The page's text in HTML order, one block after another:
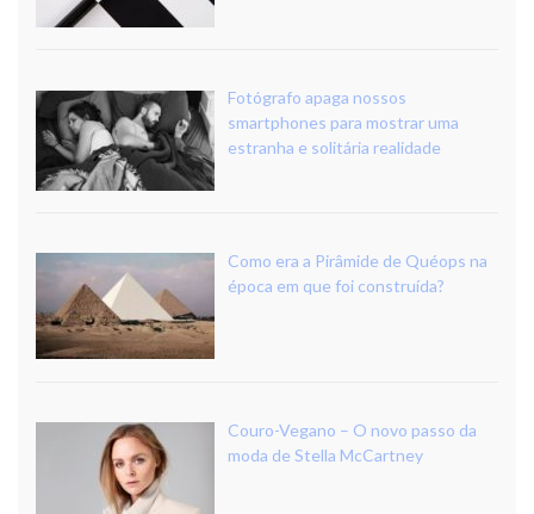
Fotógrafo apaga nossos
smartphones para mostrar uma
estranha e solitária realidade
Como era a Pirâmide de Quéops na
época em que foi construída?
Couro-Vegano – O novo passo da
moda de Stella McCartney